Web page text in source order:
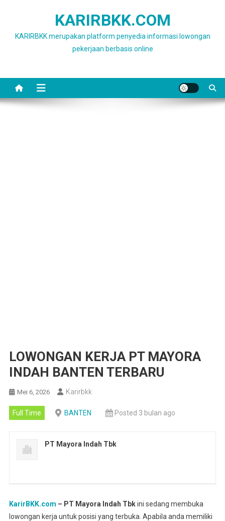
KARIRBKK.COM
KARIRBKK merupakan platform penyedia informasi lowongan
pekerjaan berbasis online
LOWONGAN KERJA PT MAYORA
INDAH BANTEN TERBARU
Mei 6, 2026 Karirbkk
Full Time BANTEN Posted 3 bulan ago
PT Mayora Indah Tbk
KarirBKK.com – PT Mayora Indah Tbkini sedang membuka
lowongan kerja untuk posisi yang terbuka. Apabila anda memiliki